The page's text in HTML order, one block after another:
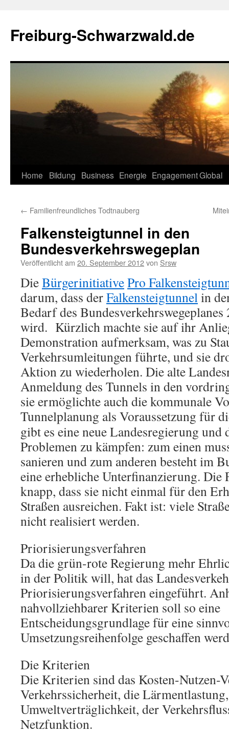
springen
Freiburg-Schwarzwald.de
Home Bildung Business Energie EngagementGlobal
← Familienfreundliches Todtnauberg
Falkensteigtunnel in den
Bundesverkehrswegeplan
Veröffentlicht am 20. September 2012von Srsw
DieBürgerinitiativePro
darum, dass derFalkensteigtunnelin
Bedarf des Bundesverkehrswegeplanes
wird. Kürzlich machte sie auf ihr
Demonstration aufmerksam, was zu
Verkehrsumleitungen führte, und sie
Aktion zu wiederholen. Die alte
Anmeldung des Tunnels in den
sie ermöglichte auch die kommunale
Tunnelplanung als Voraussetzung für
gibt es eine neue Landesregierung und
Problemen zu kämpfen: zum einen
sanieren und zum anderen besteht im
eine erhebliche Unterfinanzierung. Die
knapp, dass sie nicht einmal für den
Straßen ausreichen. Fakt ist: viele
nicht realisiert werden.
Priorisierungsverfahren
Da die grün-rote Regierung mehr
in der Politik will, hat das
Priorisierungsverfahren eingeführt.
nahvollziehbarer Kriterien soll so eine
Entscheidungsgrundlage für eine
Umsetzungsreihenfolge geschaffen
Die Kriterien
Die Kriterien sind das Kosten-Nutzen-
Verkehrssicherheit, die
Umweltverträglichkeit, der
Netzfunktion.